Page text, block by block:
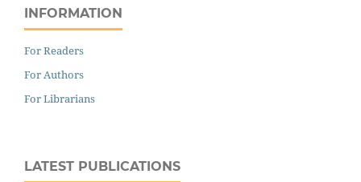
INFORMATION
For Readers
For Authors
For Librarians
LATEST PUBLICATIONS